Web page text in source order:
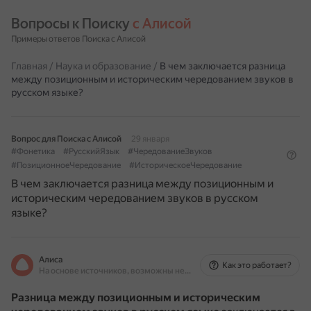
Вопросы к Поиску с Алисой
Примеры ответов Поиска с Алисой
Главная / Наука и образование / В чем заключается разница
между позиционным и историческим чередованием звуков в
русском языке?
Вопрос для Поиска с Алисой
29 января
#Фонетика
#РусскийЯзык
#ЧередованиеЗвуков
#ПозиционноеЧередование
#ИсторическоеЧередование
В чем заключается разница между позиционным и
историческим чередованием звуков в русском
языке?
Алиса
На основе источников, возможны неточности
Как это работает?
Разница между позиционным и историческим